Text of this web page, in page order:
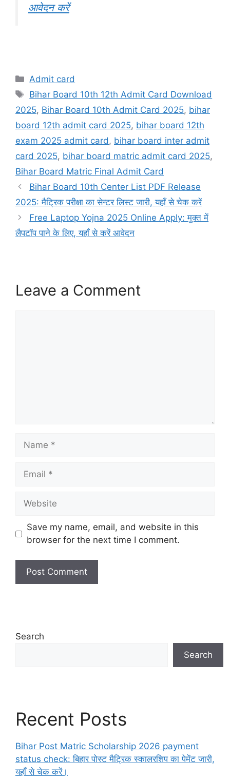
आवेदन करें
Categories
Admit card
Tags
Bihar Board 10th 12th Admit Card Download
2025, Bihar Board 10th Admit Card 2025, bihar
board 12th admit card 2025, bihar board 12th
exam 2025 admit card, bihar board inter admit
card 2025, bihar board matric admit card 2025,
Bihar Board Matric Final Admit Card
Bihar Board 10th Center List PDF Release
2025: मैट्रिक परीक्षा का सेन्टर लिस्ट जारी, यहाँ से चेक करें
Free Laptop Yojna 2025 Online Apply: मुक्त में
लैपटॉप पाने के लिए, यहाँ से करें आवेदन
Leave a Comment
Name
Email
Website
Save my name, email, and website in this
browser for the next time I comment.
Search
Search
Recent Posts
Bihar Post Matric Scholarship 2026 payment
status check: बिहार पोस्ट मैट्रिक स्कालरशिप का पेमेंट जारी,
यहाँ से चेक करें।